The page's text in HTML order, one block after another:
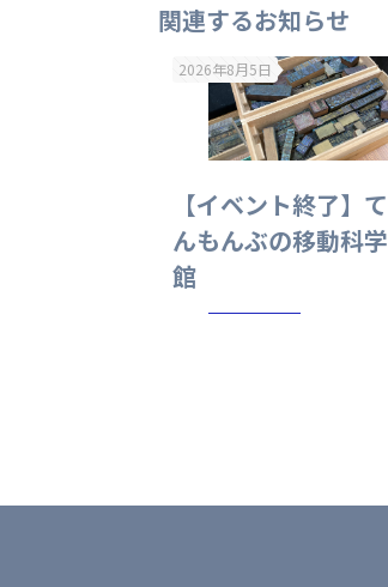
関連するお知らせ
2026年8月5日
【イベント終了】て
んもんぶの移動科学
館